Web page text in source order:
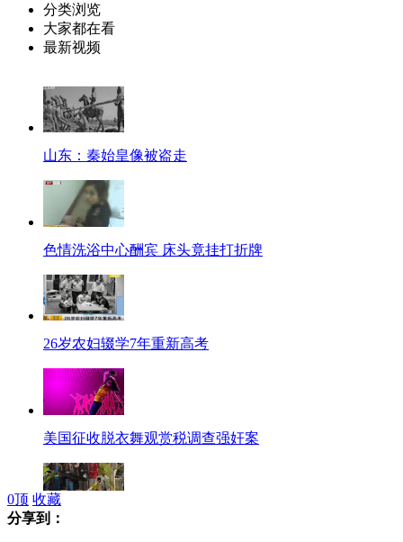
分类浏览
大家都在看
最新视频
山东：秦始皇像被盗走
色情洗浴中心酬宾 床头竟挂打折牌
26岁农妇辍学7年重新高考
美国征收脱衣舞观赏税调查强奸案
0顶 收藏
分享到：